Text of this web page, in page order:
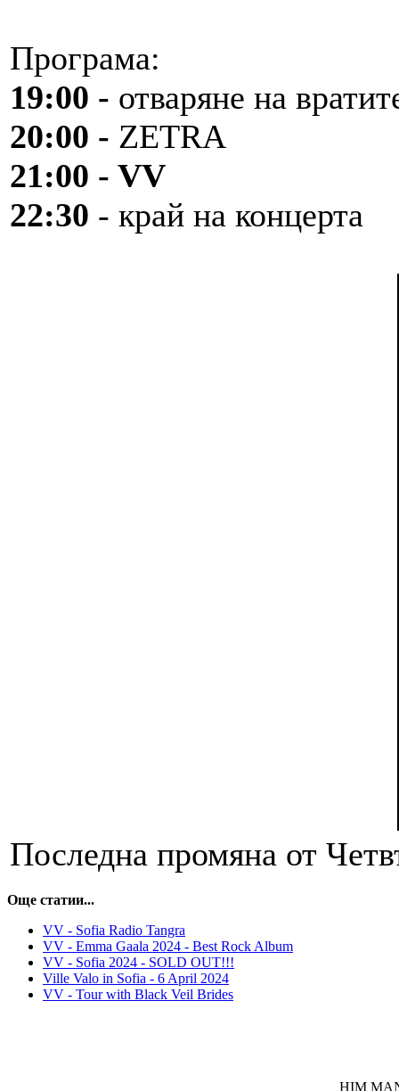
Програма:
19:00 - отваряне на
20:00 - ZETRA
21:00 - VV
22:30 - край на концерта
Последна промяна от
Още статии...
VV - Sofia Radio Tangra
VV - Emma Gaala 2024 - Best Rock Album
VV - Sofia 2024 - SOLD OUT!!!
Ville Valo in Sofia - 6 April 2024
VV - Tour with Black Veil Brides
HIM